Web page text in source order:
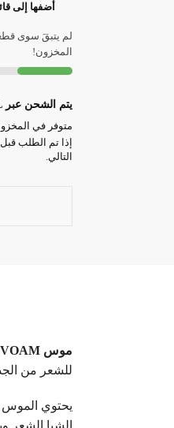
أضفها إلى
لم يتبقَ سوى
المخزون!
يتم الشحن عبر PostNL أو DPD أو DHL
متوفر في
التالي.
موس VOAM لتكثيف الشعر
للشعر من
يحتوي
الشيا الشعر